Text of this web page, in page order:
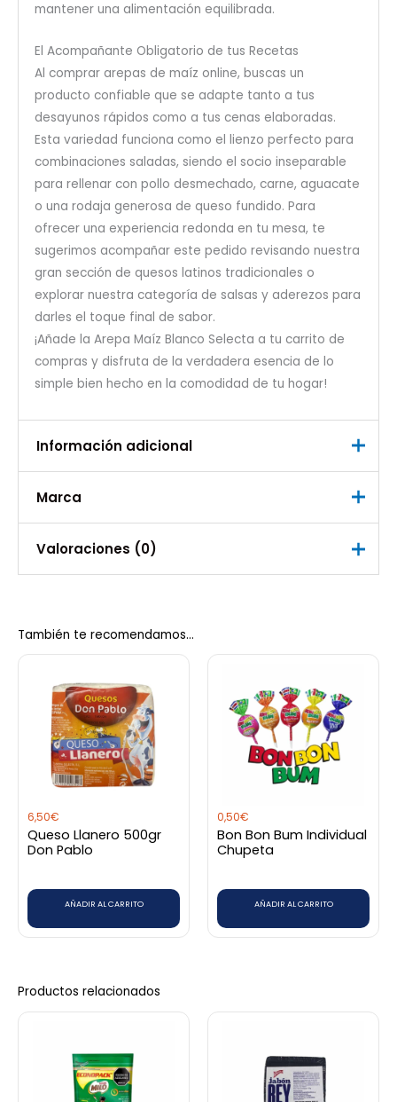
mantener una alimentación equilibrada.
El Acompañante Obligatorio de tus Recetas
Al comprar arepas de maíz online, buscas un
producto confiable que se adapte tanto a tus
desayunos rápidos como a tus cenas elaboradas.
Esta variedad funciona como el lienzo perfecto para
combinaciones saladas, siendo el socio inseparable
para rellenar con pollo desmechado, carne, aguacate
o una rodaja generosa de queso fundido. Para
ofrecer una experiencia redonda en tu mesa, te
sugerimos acompañar este pedido revisando nuestra
gran sección de quesos latinos tradicionales o
explorar nuestra categoría de salsas y aderezos para
darles el toque final de sabor.
¡Añade la Arepa Maíz Blanco Selecta a tu carrito de
compras y disfruta de la verdadera esencia de lo
simple bien hecho en la comodidad de tu hogar!
Información adicional
Peso
Marca
Marca
Selecta
Valoraciones (0)
Sé el primero en valorar “Arepa
Maíz Blanco Selecta”
Debesaccederpara publicar una valoración.
También te recomendamos…
6,50€
Queso Llanero 500gr
Don Pablo
AÑADIR AL CARRITO
0,50€
Bon Bon Bum Individual
Chupeta
AÑADIR AL CARRITO
Productos relacionados